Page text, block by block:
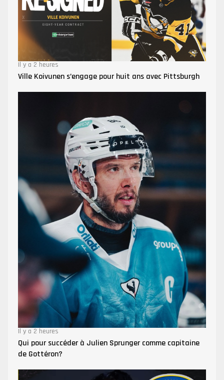
Il y a 2 heures
Ville Koivunen s’engage pour huit ans avec Pittsburgh
Il y a 2 heures
Qui pour succéder à Julien Sprunger comme capitaine
de Gottéron?